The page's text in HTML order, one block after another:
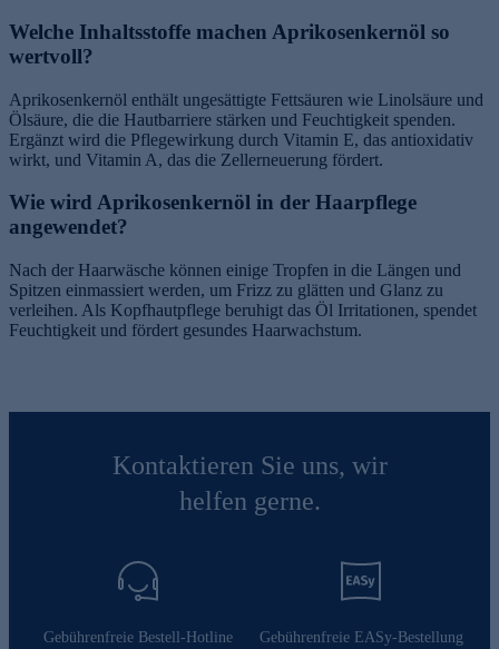
Welche Inhaltsstoffe machen Aprikosenkernöl so
wertvoll?
Aprikosenkernöl enthält ungesättigte Fettsäuren wie Linolsäure und
Ölsäure, die die Hautbarriere stärken und Feuchtigkeit spenden.
Ergänzt wird die Pflegewirkung durch Vitamin E, das antioxidativ
wirkt, und Vitamin A, das die Zellerneuerung fördert.
Wie wird Aprikosenkernöl in der Haarpflege
angewendet?
Nach der Haarwäsche können einige Tropfen in die Längen und
Spitzen einmassiert werden, um Frizz zu glätten und Glanz zu
verleihen. Als Kopfhautpflege beruhigt das Öl Irritationen, spendet
Feuchtigkeit und fördert gesundes Haarwachstum.
Kontaktieren Sie uns, wir
helfen gerne.
Gebührenfreie Bestell-Hotline Gebührenfreie EASy-Bestellung